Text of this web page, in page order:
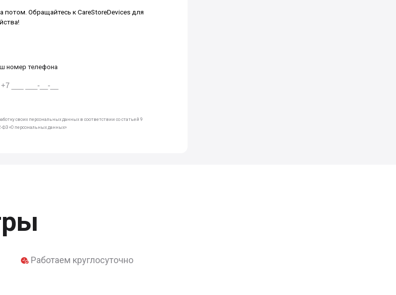
потом. Обращайтесь к CareStoreDevices для
номер телефона
своих персональных данных в соответствии со статьей 9
ФЗ «О персональных данных»
Работаем круглосуточно